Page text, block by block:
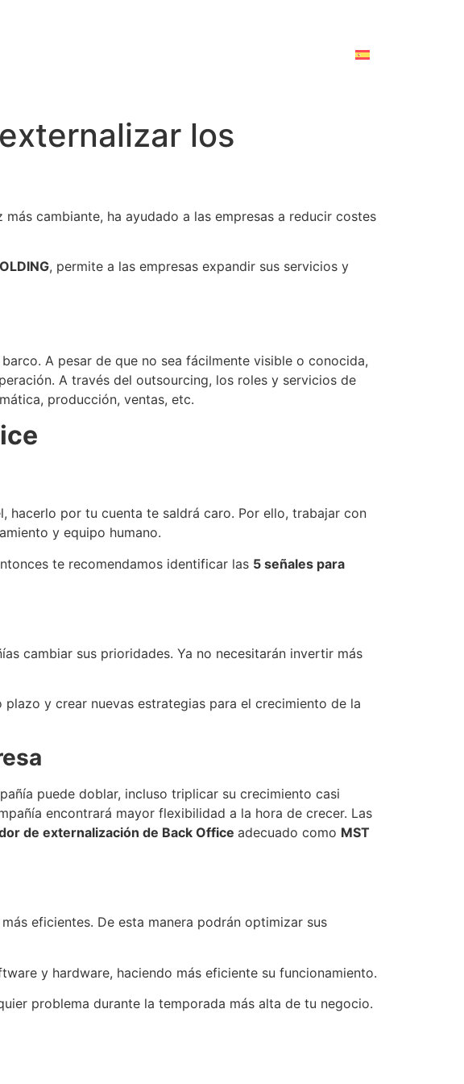
los
cambiante, ha ayudado a las empresas a reducir costes
, permite a las empresas expandir sus servicios y
A pesar de que no sea fácilmente visible o conocida,
A través del outsourcing, los roles y servicios de
producción, ventas, etc.
hacerlo por tu cuenta te saldrá caro. Por ello, trabajar con
y equipo humano.
te recomendamos identificar las 5 señales para
cambiar sus prioridades. Ya no necesitarán invertir más
y crear nuevas estrategias para el crecimiento de la
puede doblar, incluso triplicar su crecimiento casi
encontrará mayor flexibilidad a la hora de crecer. Las
de externalización de Back Office adecuado como MST
eficientes. De esta manera podrán optimizar sus
y hardware, haciendo más eficiente su funcionamiento.
problema durante la temporada más alta de tu negocio.